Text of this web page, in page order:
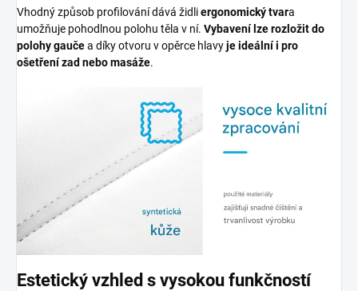
Vhodný způsob profilování dává židliergonomický tvara
umožňuje pohodlnou polohu těla v ní. Vybavení lze rozložit do
polohy gaučea díky otvoru v opěrce hlavyje ideální i pro
ošetření zad nebo masáže.
Estetický vzhled s vysokou funkčností